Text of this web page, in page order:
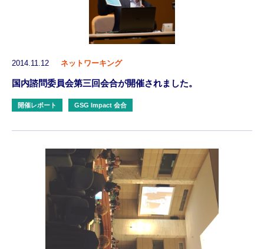
2014.11.12 ネットワーキング
国内諮問委員会第三回会合が開催されました。
開催レポート GSG Impact 会合